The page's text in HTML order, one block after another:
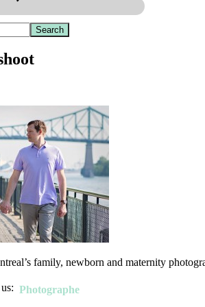
family, newborn and maternity
Photographe